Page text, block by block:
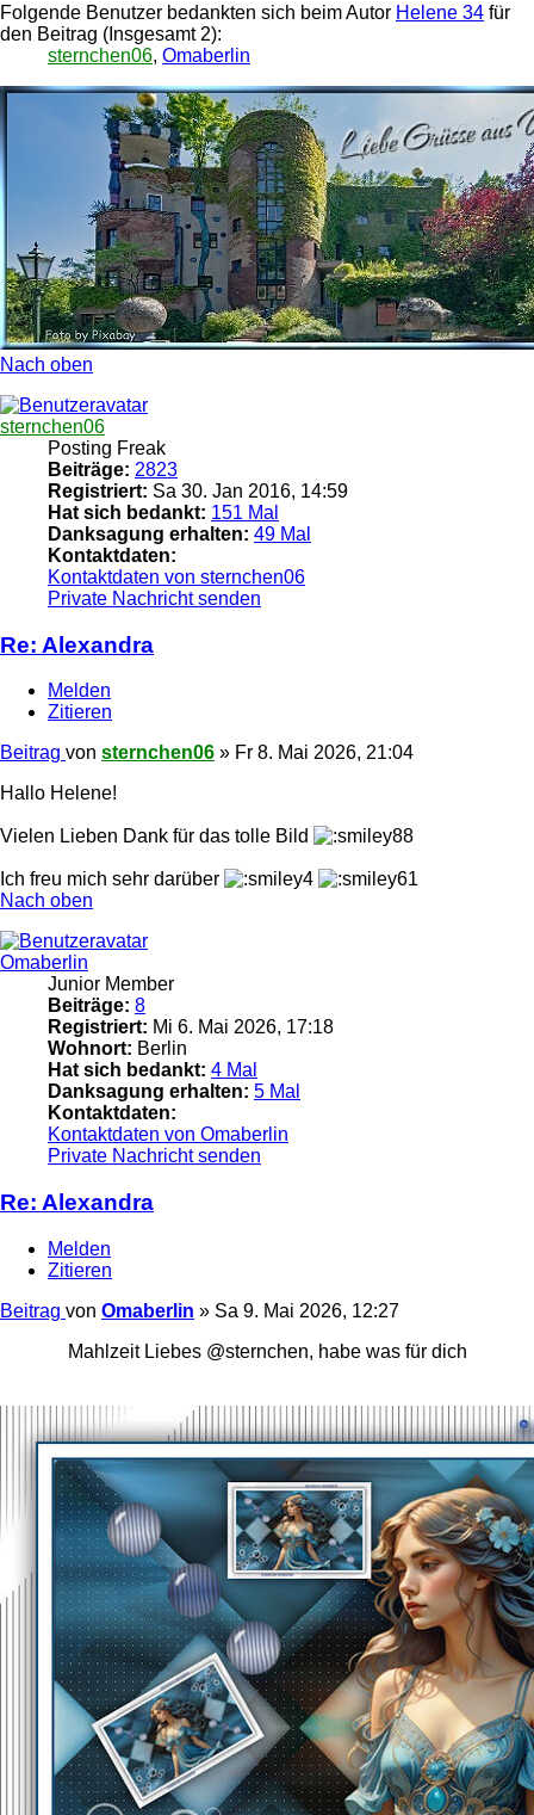
Folgende Benutzer bedankten sich beim Autor Helene 34 für
den Beitrag (Insgesamt 2):
sternchen06, Omaberlin
Nach oben
sternchen06
Posting Freak
Beiträge: 2823
Registriert: Sa 30. Jan 2016, 14:59
Hat sich bedankt: 151 Mal
Danksagung erhalten: 49 Mal
Kontaktdaten:
Kontaktdaten von sternchen06
Private Nachricht senden
Re: Alexandra
Melden
Zitieren
Beitrag von sternchen06 » Fr 8. Mai 2026, 21:04
Hallo Helene!
Vielen Lieben Dank für das tolle Bild
Ich freu mich sehr darüber
Nach oben
Omaberlin
Junior Member
Beiträge: 8
Registriert: Mi 6. Mai 2026, 17:18
Wohnort: Berlin
Hat sich bedankt: 4 Mal
Danksagung erhalten: 5 Mal
Kontaktdaten:
Kontaktdaten von Omaberlin
Private Nachricht senden
Re: Alexandra
Melden
Zitieren
Beitrag von Omaberlin » Sa 9. Mai 2026, 12:27
Mahlzeit Liebes @sternchen, habe was für dich